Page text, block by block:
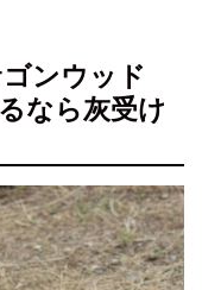
ンウッド
なら灰受け